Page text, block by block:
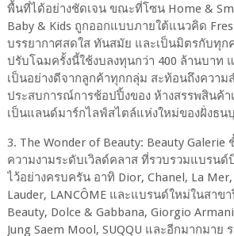
พื้นที่ได้อย่างชัดเจน ขณะที่โซน Home &
Baby & Kids ถูกออกแบบภายใต้แนวคิด
บรรยากาศสดใส ทันสมัย และเป็นมิตรกับทุก
ปรับโฉมครั้งนี้ใช้งบลงทุนกว่า 400 ล้านบาท
เป็นอย่างดีจากลูกค้าทุกกลุ่ม สะท้อนถึงความ
ประสบการณ์การช้อปปิ้งของ ห้างสรรพสินค้า
เป็นแลนด์มาร์กไลฟ์สไตล์แห่งใหม่ของฝั่งธน
3. The Wonder of Beauty: Beauty
ความงามระดับเวิลด์คลาส ที่รวบรวมแบรน
ไว้อย่างครบครัน อาทิ Dior, Chanel, La Mer,
Lauder, LANCÔME และแบรนด์ใหม่ในสาขา
Beauty, Dolce & Gabbana, Giorgio
Jung Saem Mool, SUQQU และอีกมากมาย